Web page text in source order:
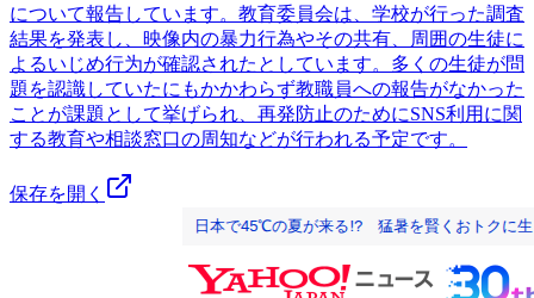
について報告しています。教育委員会は、学校が行った調査
結果を発表し、映像内の暴力行為やその共有、周囲の生徒に
よるいじめ行为が確認されたとしています。多くの生徒が問
題を認識していたにもかかわらず教職員への報告がなかった
ことが課題として挙げられ、再発防止のためにSNS利用に関
する教育や相談窓口の周知などが行われる予定です。
保存を開く